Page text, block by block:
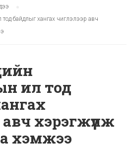
байдлыг хангах чиглэлээр авч
ил тод
хэрэгжүүлж
хэмжээ